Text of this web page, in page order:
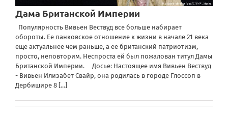
Дама Британской Империи
Популярность Вивьен Вествуд все больше набирает
обороты. Ее панковское отношение к жизни в начале 21 века
еще актуальнее чем раньше, а ее британский патриотизм,
просто, неповторим. Неспроста ей был пожалован титул Дамы
Британской Империи. Досье: Настоящее имя Вивьен Вествуд
- Вивьен Илизабет Свайр, она родилась в городе Глоссоп в
Дербишире 8 [...]